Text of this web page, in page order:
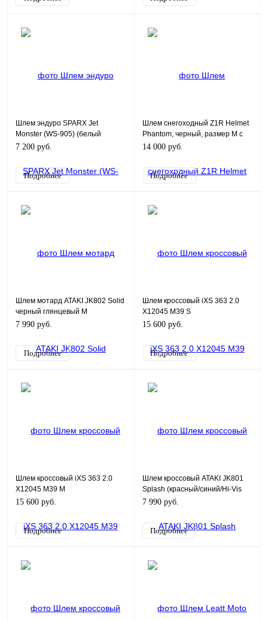
Шлем эндуро SPARX Jet
Monster (WS-905) (белый
люминесцентный, YL)
7 200 руб.
Подробнее
Шлем снегоходный Z1R Helmet
Phantom, черный, размер M с
визором с электро подогревом
14 000 руб.
Подробнее
Шлем мотард ATAKI JK802 Solid
черный глянцевый M
7 990 руб.
Подробнее
Шлем кроссовый iXS 363 2.0
X12045 M39 S
15 600 руб.
Подробнее
Шлем кроссовый iXS 363 2.0
X12045 M39 M
15 600 руб.
Подробнее
Шлем кроссовый ATAKI JK801
Splash (красный/синий/Hi-Vis
зеленый глянцевый) M
7 990 руб.
Подробнее